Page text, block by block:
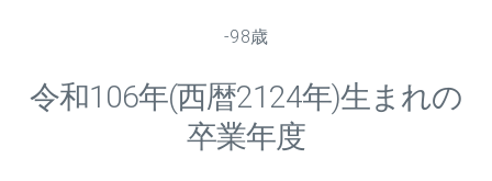
-98歳
令和106年(西暦2124年)生まれの
卒業年度